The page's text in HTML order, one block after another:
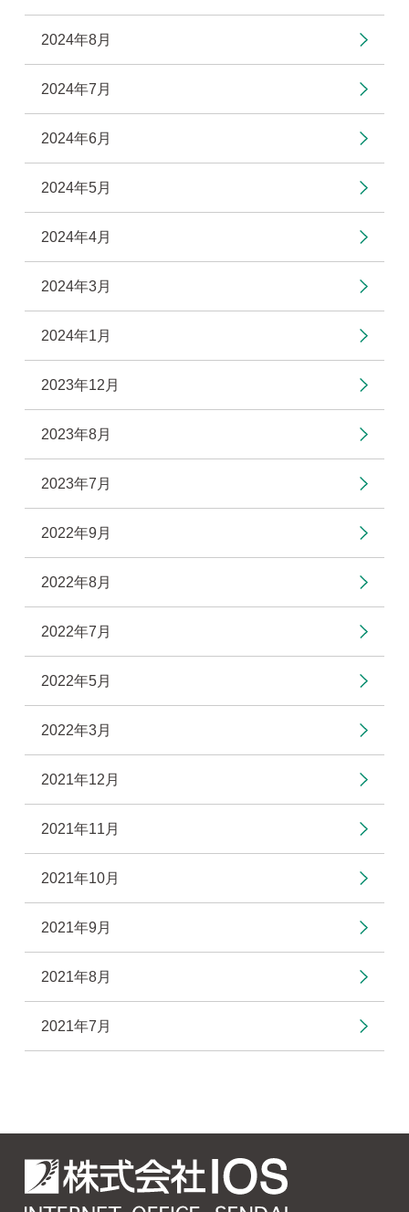
2024年8月
2024年7月
2024年6月
2024年5月
2024年4月
2024年3月
2024年1月
2023年12月
2023年8月
2023年7月
2022年9月
2022年8月
2022年7月
2022年5月
2022年3月
2021年12月
2021年11月
2021年10月
2021年9月
2021年8月
2021年7月